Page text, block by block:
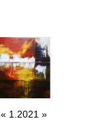
« 1.2021 »